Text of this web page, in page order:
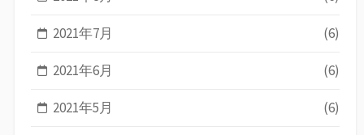
2021年7月 (6)
2021年6月 (6)
2021年5月 (6)